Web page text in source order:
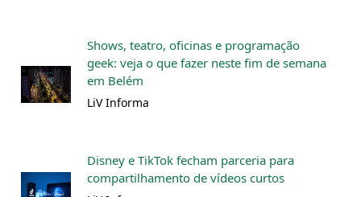
Shows, teatro, oficinas e programação
geek: veja o que fazer neste fim de semana
em Belém
LiV Informa
Disney e TikTok fecham parceria para
compartilhamento de vídeos curtos